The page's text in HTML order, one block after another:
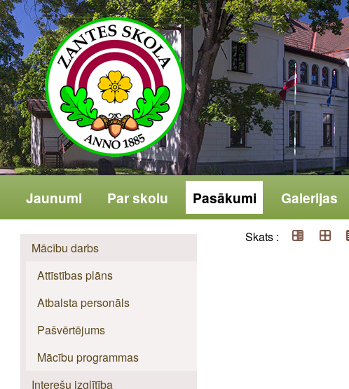
Jaunumi Par skolu Pasākumi Galerijas
Mācību darbs
Attīstības plāns
Atbalsta personāls
Pašvērtējums
Mācību programmas
Interešu izglītība
Skats :